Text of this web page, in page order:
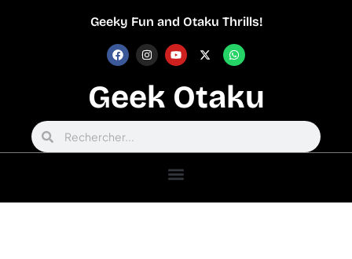
Geeky Fun and Otaku Thrills!
Geek Otaku